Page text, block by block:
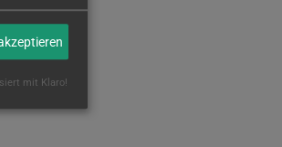
mit Klaro!